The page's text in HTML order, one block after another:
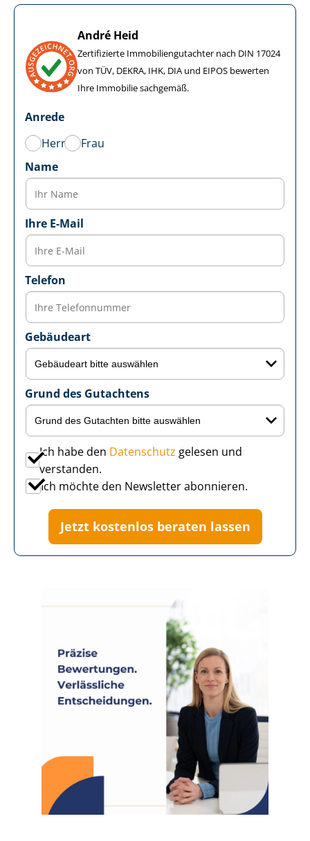
André Heid
Zertifizierte Im­mo­bi­li­en­gut­ach­ter nach DIN 17024
von TÜV, DEKRA, IHK, DIA und EIPOS bewerten
Ihre Immobilie sachgemäß.
Anrede
Herr
Frau
Name
Ihre E-Mail
Telefon
Gebäudeart
Grund des Gutachtens
Ich habe den Datenschutz gelesen und
verstanden.
Ich möchte den Newsletter abonnieren.
Jetzt kostenlos beraten lassen